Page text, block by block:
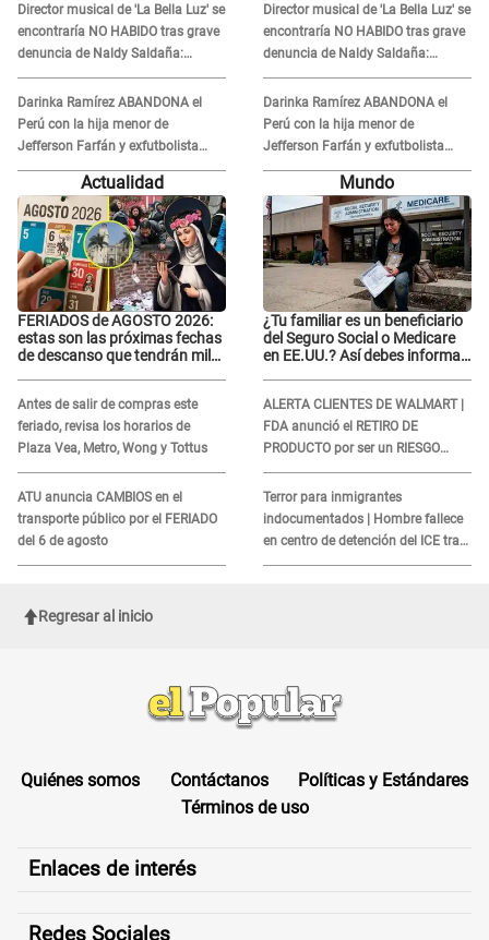
Director musical de 'La Bella Luz' se
encontraría NO HABIDO tras grave
denuncia de Naldy Saldaña:
¿Dónde está César Sánchez?
Darinka Ramírez ABANDONA el
Perú con la hija menor de
Jefferson Farfán y exfutbolista
REACCIONA: "A ti que..."
Director musical de 'La Bella Luz' se
encontraría NO HABIDO tras grave
denuncia de Naldy Saldaña:
¿Dónde está César Sánchez?
Darinka Ramírez ABANDONA el
Perú con la hija menor de
Jefferson Farfán y exfutbolista
REACCIONA: "A ti que..."
Actualidad
FERIADOS de AGOSTO 2026:
estas son las próximas fechas
de descanso que tendrán miles
Antes de salir de compras este
feriado, revisa los horarios de
Plaza Vea, Metro, Wong y Tottus
ATU anuncia CAMBIOS en el
transporte público por el FERIADO
del 6 de agosto
Mundo
¿Tu familiar es un beneficiario
del Seguro Social o Medicare
en EE.UU.? Así debes informar
ALERTA CLIENTES DE WALMART |
FDA anunció el RETIRO DE
PRODUCTO por ser un RIESGO
MORTAL para consumidores: ¿Cuál
es?
Terror para inmigrantes
indocumentados | Hombre fallece
en centro de detención del ICE tras
sufrir una "emergencia médica"
Regresar al inicio
Quiénes somos Contáctanos
Políticas y Estándares
Términos de uso
Enlaces de interés
Redes Sociales